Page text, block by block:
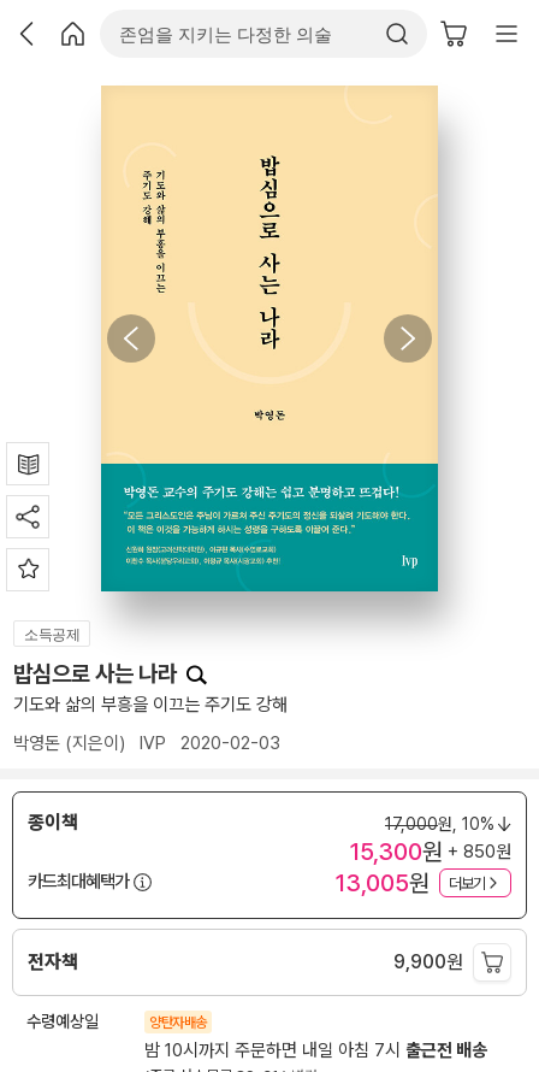
소득공제
밥심으로 사는 나라
기도와 삶의 부흥을 이끄는 주기도 강해
박영돈 (지은이) IVP 2020-02-03
종이책 17,000원, 10%
15,300원 + 850원
카드최대혜택가
13,005원 더보기
전자책 9,900원
수령예상일 양탄자배송
밤 10시까지 주문하면 내일 아침 7시 출근전 배송